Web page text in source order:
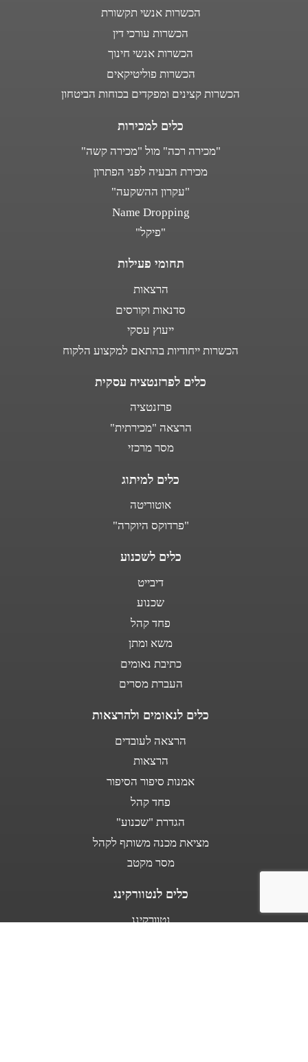
הכשרות אנשי תקשורת
הכשרות עורכי דין
הכשרות אנשי חינוך
הכשרות פוליטיקאים
הכשרות קצינים ומפקדים בכוחות הביטחון
כלים למכירות
"מכירה רכה" מול "מכירה קשה"
מכירת הבעיה לפני הפתרון
"עקרון ההשקעה"
Name Dropping
"פיקל"
תחומי פעילות
הרצאות
סדנאות וקורסים
ייעוץ עסקי
הכשרות ייחודיות בהתאם למקצוע הלקוח
כלים לפרזנטציה עסקית
פרזנטציה
הרצאה "מכירתית"
מסר מרכזי
כלים למיתוג
אוטוריטה
"פרדוקס היוקרה"
כלים לשכנוע
דיבייט
שכנוע
פחד קהל
משא ומתן
כתיבת נאומים
העברת מסרים
כלים לנאומים ולהרצאות
הרצאה לעובדים
הרצאות
אמנות סיפור הסיפור
פחד קהל
הגדרת "שכנוע"
מציאת מכנה משותף לקהל
מסר מקטב
כלים לנטוורקינג
נטוורקינג